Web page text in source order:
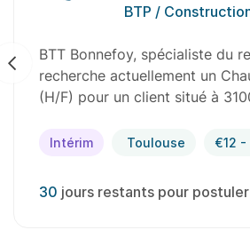
BTP /
BTT Bonnefoy, spécialiste du
recherche actuellement un
(H/F) pour un client situé à
Intérim Toulouse €12 -
30 jours restants pour postuler